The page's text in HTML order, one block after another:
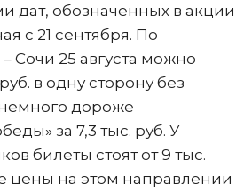
дат, обозначенных в акции
с 21 сентября. По
Сочи 25 августа можно
в одну сторону без
дороже
за 7,3 тыс. руб. У
билеты стоят от 9 тыс.
цены на этом направлении